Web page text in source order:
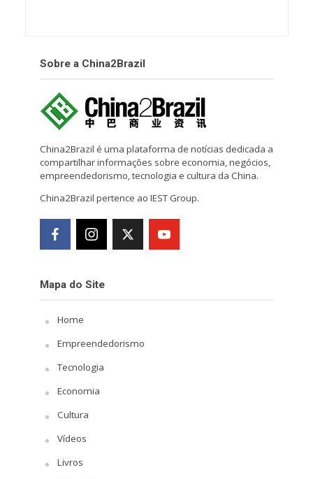
Sobre a China2Brazil
China2Brazil é uma plataforma de notícias dedicada a
compartilhar informações sobre economia, negócios,
empreendedorismo, tecnologia e cultura da China.
China2Brazil pertence ao IEST Group.
Mapa do Site
Home
Empreendedorismo
Tecnologia
Economia
Cultura
Vídeos
Livros